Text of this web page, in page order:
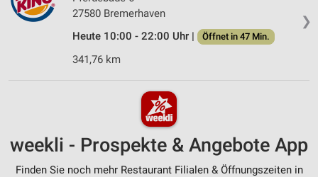
❯
27580 Bremerhaven
Heute 10:00 - 22:00 Uhr |
Öffnet in 47 Min.
341,76 km
weekli - Prospekte & Angebote App
Finden Sie noch mehr Restaurant Filialen & Öffnungszeiten in